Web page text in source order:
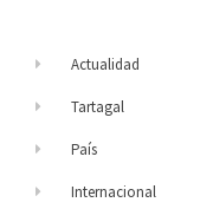
Actualidad
Tartagal
País
Internacional